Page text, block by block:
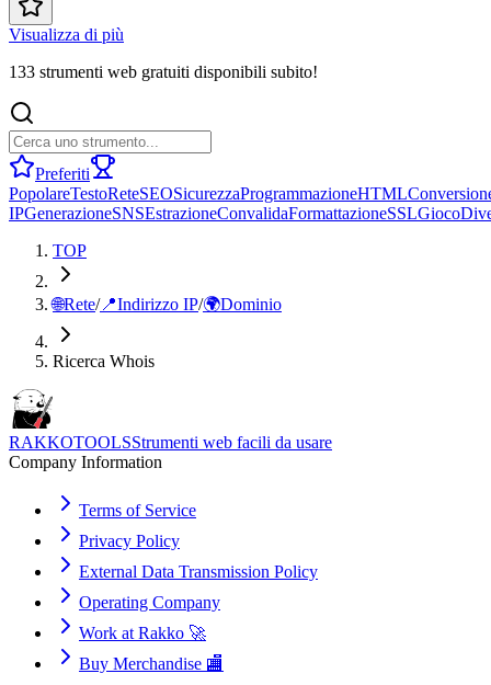
Visualizza di più
133 strumenti web gratuiti disponibili subito!
Preferiti
PopolareTestoReteSEOSicurezzaProgrammazioneHTML
IPGenerazioneSNSEstrazioneConvalidaFormattazioneSSLGioco
TOP
🌐Rete/📍Indirizzo IP/🌍Dominio
Ricerca Whois
RAKKOTOOLSStrumenti web facili da usare
Company Information
Terms of Service
Privacy Policy
External Data Transmission Policy
Operating Company
Work at Rakko 🚀
Buy Merchandise 🏬